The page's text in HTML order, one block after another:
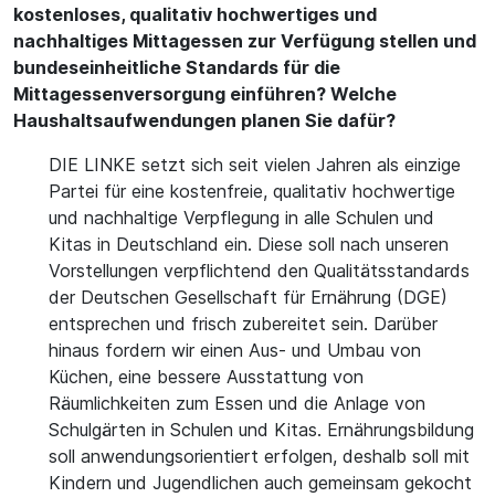
kostenloses, qualitativ hochwertiges und
nachhaltiges Mittagessen zur Verfügung stellen und
bundeseinheitliche Standards für die
Mittagessenversorgung einführen? Welche
Haushaltsaufwendungen planen Sie dafür?
DIE LINKE setzt sich seit vielen Jahren als einzige
Partei für eine kostenfreie, qualitativ hochwertige
und nachhaltige Verpflegung in alle Schulen und
Kitas in Deutschland ein. Diese soll nach unseren
Vorstellungen verpflichtend den Qualitätsstandards
der Deutschen Gesellschaft für Ernährung (DGE)
entsprechen und frisch zubereitet sein. Darüber
hinaus fordern wir einen Aus- und Umbau von
Küchen, eine bessere Ausstattung von
Räumlichkeiten zum Essen und die Anlage von
Schulgärten in Schulen und Kitas. Ernährungsbildung
soll anwendungsorientiert erfolgen, deshalb soll mit
Kindern und Jugendlichen auch gemeinsam gekocht